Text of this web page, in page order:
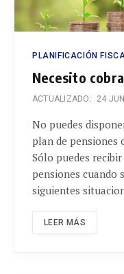
PLANIFICACIÓN
Necesito
ACTUALIZADO: 24
No puedes
plan de pensiones
Sólo puedes
pensiones cuando
siguientes
LEER MÁS